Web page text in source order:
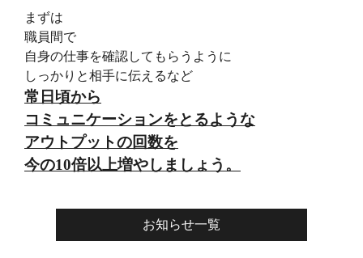
まずは
職員間で
自身の仕事を確認してもらうように
しっかりと相手に伝えるなど
常日頃から
コミュニケーションをとるような
アウトプットの回数を
今の10倍以上増やしましょう。
お知らせ一覧